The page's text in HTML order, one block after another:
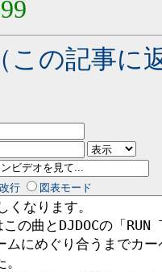
この記事に
行 図表モード